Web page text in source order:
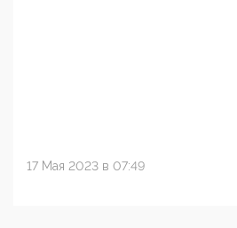
17 Мая 2023 в 07:49